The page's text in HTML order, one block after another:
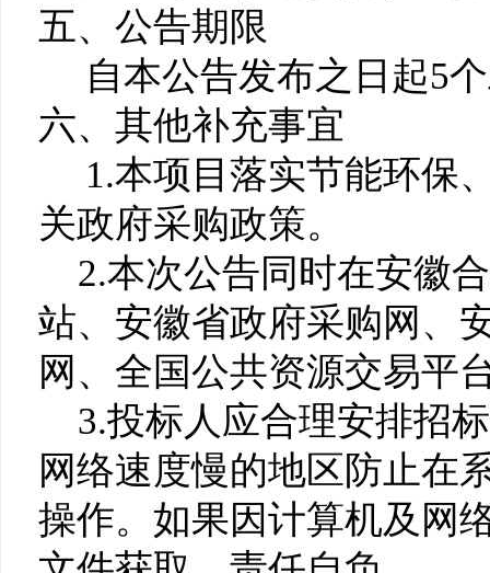
五、公告期限
自本公告发布之日起5
六、其他补充事宜
1.本项目落实节能环保
关政府采购政策。
2.本次公告同时在安徽
站、安徽省政府采购网、
网、全国公共资源交易平
3.投标人应合理安排招
网络速度慢的地区防止在
操作。如果因计算机及网